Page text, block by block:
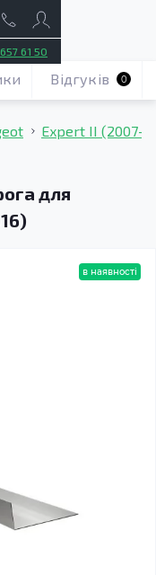
61 50
Expert II
для
Відгуків 0
в наявності